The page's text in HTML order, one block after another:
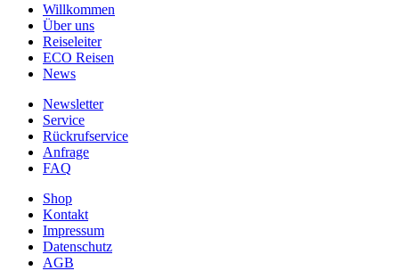
Willkommen
Über uns
Reiseleiter
ECO Reisen
News
Newsletter
Service
Rückrufservice
Anfrage
FAQ
Shop
Kontakt
Impressum
Datenschutz
AGB